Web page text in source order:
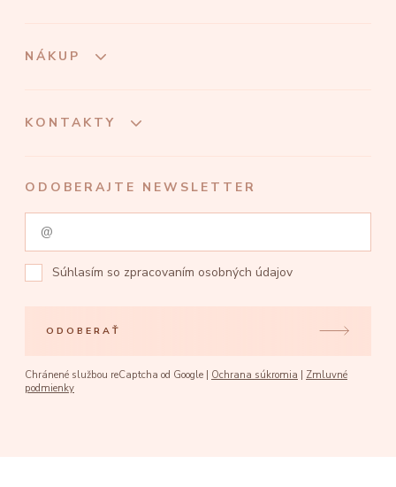
NÁKUP
KONTAKTY
ODOBERAJTE NEWSLETTER
Súhlasím so zpracovaním osobných údajov
ODOBERAŤ
Chránené službou reCaptcha od Google | Ochrana súkromia | Zmluvné
podmienky